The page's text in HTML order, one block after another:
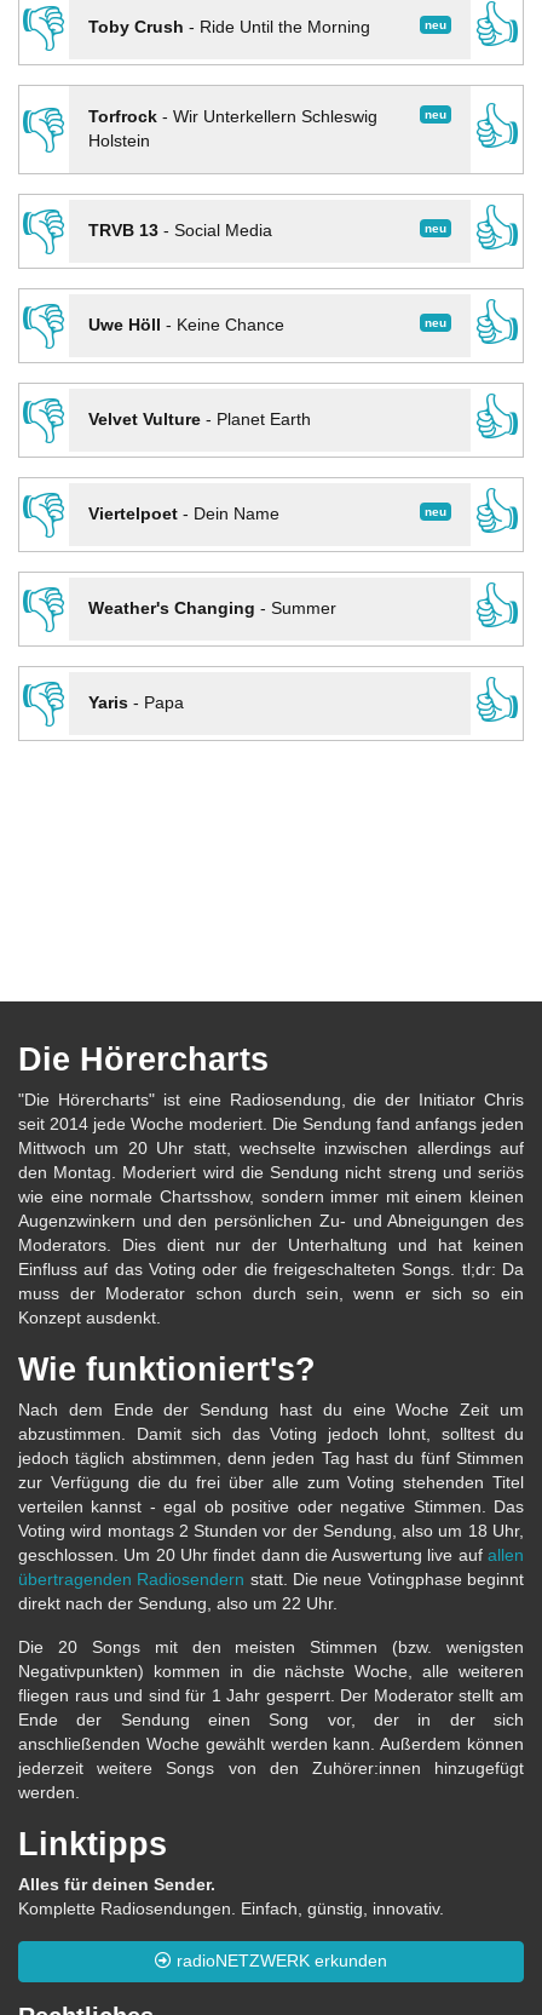
👎
neu
Toby Crush - Ride Until the Morning
👍
👎
neu
Torfrock- Wir Unterkellern Schleswig
Holstein
👍
👎
neu
TRVB 13- Social Media
👍
👎
neu
Uwe Höll - Keine Chance
👍
👎
Velvet Vulture- Planet Earth
👍
👎
neu
Viertelpoet- Dein Name
👍
👎
Weather's Changing - Summer
👍
👎
Yaris- Papa 👍
Die Hörercharts
"Die Hörercharts" ist eine Radiosendung, die der Initiator Chris
seit 2014 jede Woche moderiert. Die Sendung fand anfangs jeden
Mittwoch um 20 Uhr statt, wechselte inzwischen allerdings auf
den Montag. Moderiert wird die Sendung nicht streng und seriös
wie eine normale Chartsshow, sondern immer mit einem kleinen
Augenzwinkern und den persönlichen Zu- und Abneigungen des
Moderators. Dies dient nur der Unterhaltung und hat keinen
Einfluss auf das Voting oder die freigeschalteten Songs. tl;dr: Da
muss der Moderator schon durch sein, wenn er sich so ein
Konzept ausdenkt.
Wie funktioniert's?
Nach dem Ende der Sendung hast du eine Woche Zeit um
abzustimmen. Damit sich das Voting jedoch lohnt, solltest du
jedoch täglich abstimmen, denn jeden Tag hast du fünf Stimmen
zur Verfügung die du frei über alle zum Voting stehenden Titel
verteilen kannst - egal ob positive oder negative Stimmen. Das
Voting wird montags 2 Stunden vor der Sendung, also um 18 Uhr,
geschlossen. Um 20 Uhr findet dann die Auswertung live auf allen
übertragenden Radiosendern statt. Die neue Votingphase beginnt
direkt nach der Sendung, also um 22 Uhr.
Die 20 Songs mit den meisten Stimmen (bzw. wenigsten
Negativpunkten) kommen in die nächste Woche, alle weiteren
fliegen raus und sind für 1 Jahr gesperrt. Der Moderator stellt am
Ende der Sendung einen Song vor, der in der sich
anschließenden Woche gewählt werden kann. Außerdem können
jederzeit weitere Songs von den Zuhörer:innen hinzugefügt
werden.
Linktipps
Alles für deinen Sender.
Komplette Radiosendungen. Einfach, günstig, innovativ.
radioNETZWERK erkunden